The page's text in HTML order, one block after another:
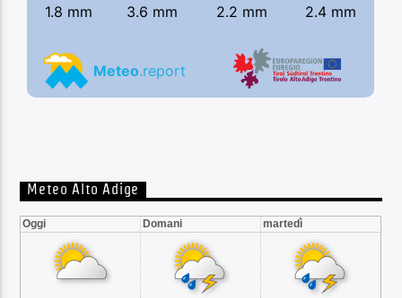
Meteo Alto Adige
Oggi Domani martedì